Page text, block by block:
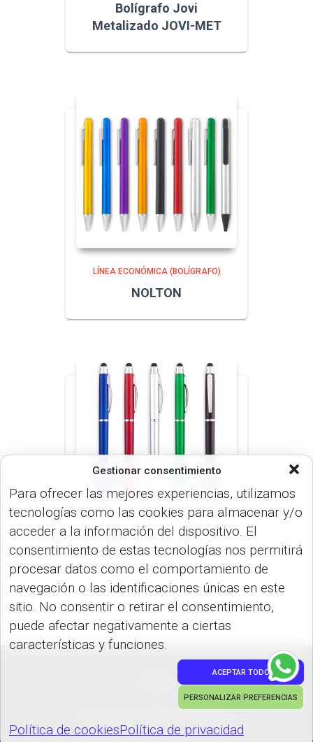
Gestionar consentimiento
Para ofrecer las mejores experiencias, utilizamos
tecnologías como las cookies para almacenar y/o
acceder a la información del dispositivo. El
consentimiento de estas tecnologías nos permitirá
procesar datos como el comportamiento de
navegación o las identificaciones únicas en este
sitio. No consentir o retirar el consentimiento,
puede afectar negativamente a ciertas
características y funciones.
ACEPTAR TODO
PERSONALIZAR PREFERENCIAS
Política de cookiesPolítica de privacidad
Bolígrafo Jovi
Metalizado JOVI-MET
LÍNEA ECONÓMICA (BOLÍGRAFO)
NOLTON
LÍNEA ECONÓMICA (BOLÍGRAFO)
MARVEL STYLUS